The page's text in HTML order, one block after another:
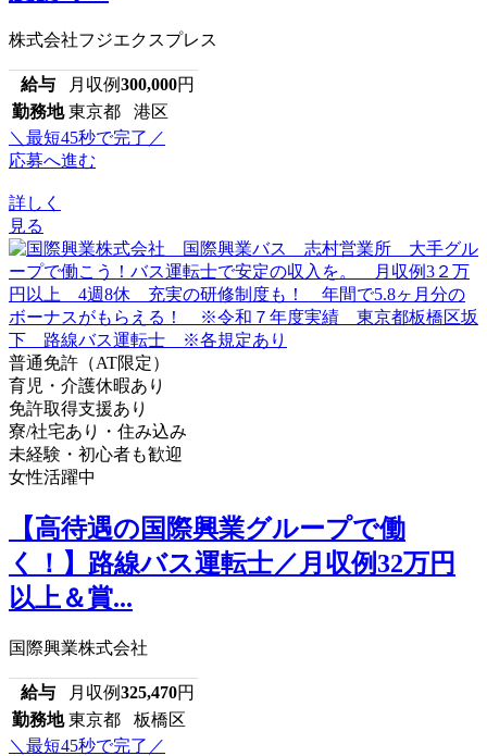
株式会社フジエクスプレス
給与 月収例300,000円
勤務地 東京都 港区
＼最短45秒で完了／
応募へ進む
詳しく
見る
普通免許（AT限定）
育児・介護休暇あり
免許取得支援あり
寮/社宅あり・住み込み
未経験・初心者も歓迎
女性活躍中
【高待遇の国際興業グループで働
く！】路線バス運転士／月収例32万円
以上＆賞...
国際興業株式会社
給与 月収例325,470円
勤務地 東京都 板橋区
＼最短45秒で完了／